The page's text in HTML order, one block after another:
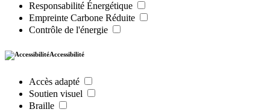
Responsabilité Énergétique
Empreinte Carbone Réduite
Contrôle de l'énergie
Accessibilité
Accès adapté
Soutien visuel
Braille